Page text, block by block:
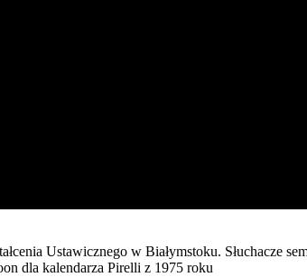
Ustawicznego w Białymstoku. Słuchacze
dla kalendarza Pirelli z 1975 roku